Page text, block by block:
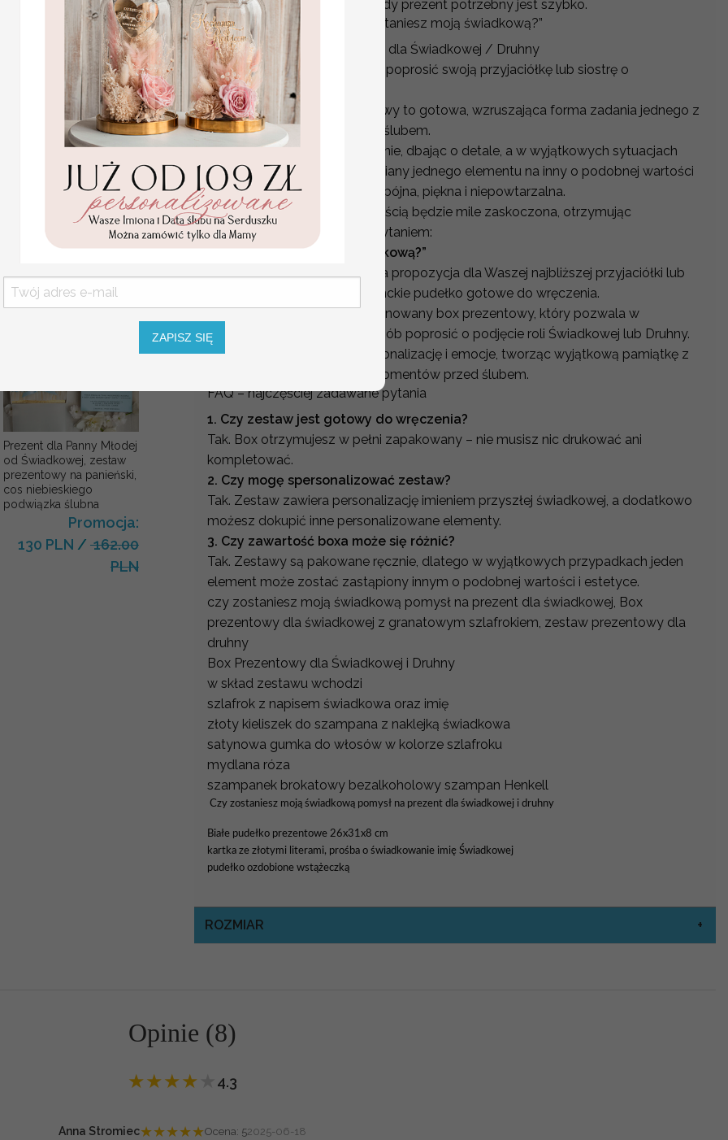
podziękowanie dla Matki i
Ojca Chrzestnego Rama i
kwiaty , Flowerbox Serce
podziękowania dla
chrzestnych na Komunię
Promocja:
165.00 PLN
Prezent dla Panny Młodej
od Świadkowej, zestaw
prezentowy na panieński,
cos niebieskiego
podwiązka ślubna
Promocja:
130 PLN / 162.00
PLN
rozwiązanie również wtedy, gdy prezent potrzebny jest szybko.
Zestaw prezentowy „Czy zostaniesz moją świadkową?”
Prośba o świadkowanie – box dla Świadkowej / Druhny
Chcesz w wyjątkowy sposób poprosić swoją przyjaciółkę lub siostrę o
świadkowanie?
Nasz elegancki box prezentowy to gotowa, wzruszająca forma zadania jednego z
najważniejszych pytań przed ślubem.
Każdy zestaw pakujemy ręcznie, dbając o detale, a w wyjątkowych sytuacjach
zastrzegamy możliwość zamiany jednego elementu na inny o podobnej wartości
– tak, aby całość pozostała spójna, piękna i niepowtarzalna.
Przyszła świadkowa z pewnością będzie mile zaskoczona, otrzymując
personalizowany prezent z pytaniem:
„Czy zostaniesz moją świadkową?”
[FRAZA] z imieniem to idealna propozycja dla Waszej najbliższej przyjaciółki lub
siostry, zapakowana w eleganckie pudełko gotowe do wręczenia.
[FRAZA] to starannie skomponowany box prezentowy, który pozwala w
oryginalny i wzruszający sposób poprosić o podjęcie roli Świadkowej lub Druhny.
[FRAZA] łączy estetykę, personalizację i emocje, tworząc wyjątkową pamiątkę z
jednego z najważniejszych momentów przed ślubem.
FAQ – najczęściej zadawane pytania
1. Czy zestaw jest gotowy do wręczenia?
Tak. Box otrzymujesz w pełni zapakowany – nie musisz nic drukować ani
kompletować.
2. Czy mogę spersonalizować zestaw?
Tak. Zestaw zawiera personalizację imieniem przyszłej świadkowej, a dodatkowo
możesz dokupić inne personalizowane elementy.
3. Czy zawartość boxa może się różnić?
Tak. Zestawy są pakowane ręcznie, dlatego w wyjątkowych przypadkach jeden
element może zostać zastąpiony innym o podobnej wartości i estetyce.
czy zostaniesz moją świadkową pomysł na prezent dla świadkowej, Box
prezentowy dla świadkowej z granatowym szlafrokiem, zestaw prezentowy dla
druhny
Box Prezentowy dla Świadkowej i Druhny
w skład zestawu wchodzi
szlafrok z napisem świadkowa oraz imię
złoty kieliszek do szampana z naklejką świadkowa
satynowa gumka do włosów w kolorze szlafroku
mydlana róza
szampanek brokatowy bezalkoholowy szampan Henkell
Czy zostaniesz moją świadkową pomysł na prezent dla świadkowej i druhny
Białe pudełko prezentowe 26x31x8 cm
kartka ze złotymi literami, prośba o świadkowanie imię Świadkowej
pudełko ozdobione wstążeczką
ROZMIAR
Opinie (8)
★★★★ 4.3
Anna Stromiec★★★★★Ocena: 52025-06-18
ZAPISZ SIĘ